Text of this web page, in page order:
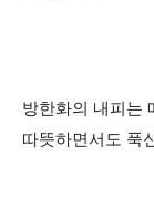
방한화의 내피는
따뜻하면서도 푹